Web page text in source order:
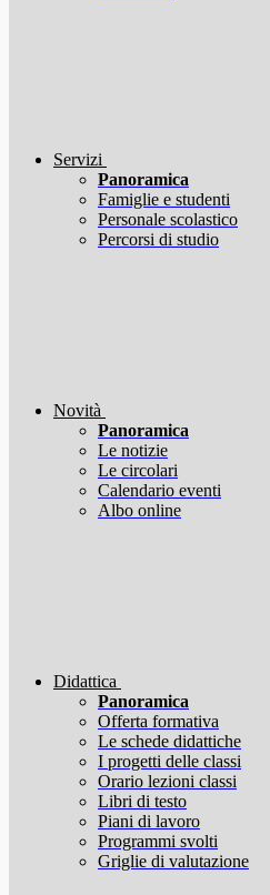
Servizi
Panoramica
Famiglie e studenti
Personale scolastico
Percorsi di studio
Novità
Panoramica
Le notizie
Le circolari
Calendario eventi
Albo online
Didattica
Panoramica
Offerta formativa
Le schede didattiche
I progetti delle classi
Orario lezioni classi
Libri di testo
Piani di lavoro
Programmi svolti
Griglie di valutazione